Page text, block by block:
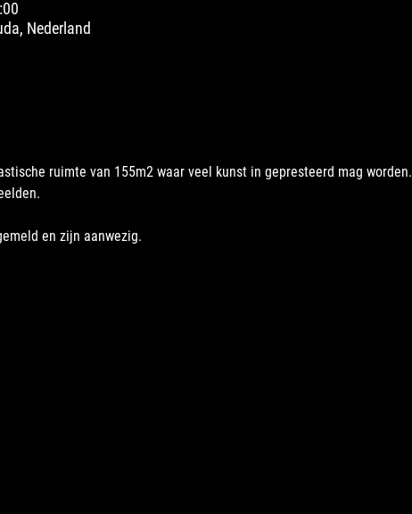
Nederland
ruimte van 155m2 waar veel kunst in gepresteerd mag worden.
en zijn aanwezig.